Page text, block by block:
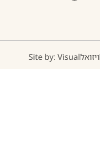
ויזואלSite by: Visual